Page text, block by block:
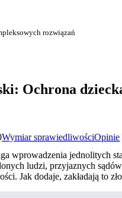
rozwiązań
Ochrona
Wymiar sprawiedliwościOpinie
wprowadzenia jednolitych
ludzi, przyjaznych
Jak dodaje, zakładają to